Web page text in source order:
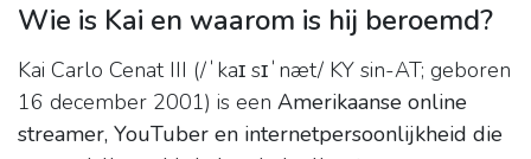
Wie is Kai en waarom is hij beroemd?
Kai Carlo Cenat III (/ˈkaɪ sɪˈnæt/ KY sin-AT; geboren
16 december 2001) is een Amerikaanse online
streamer, YouTuber en internetpersoonlijkheid die